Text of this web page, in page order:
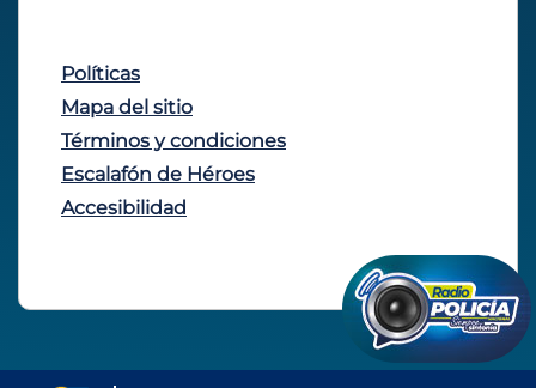
Políticas
Mapa del sitio
Términos y condiciones
Escalafón de Héroes
Accesibilidad